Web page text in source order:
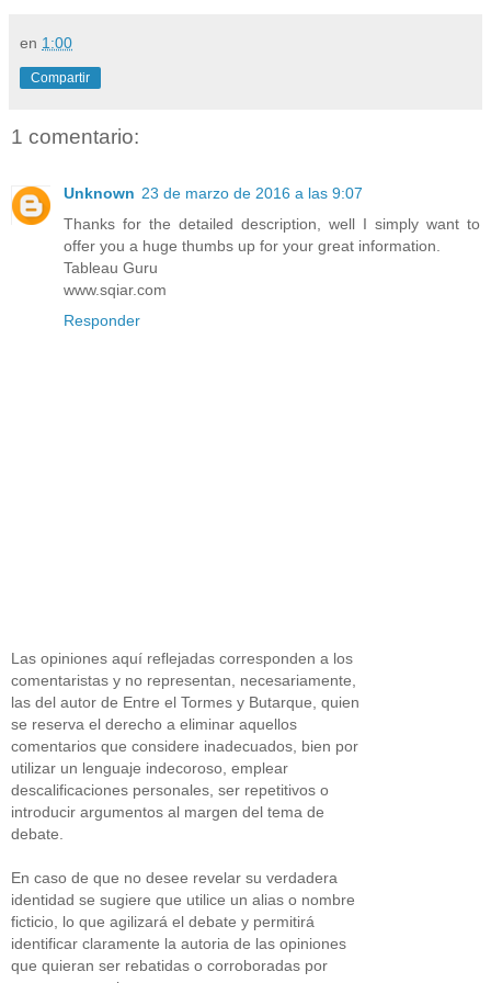
en 1:00
Compartir
1 comentario:
Unknown 23 de marzo de 2016 a las 9:07
Thanks for the detailed description, well I simply want to
offer you a huge thumbs up for your great information.
Tableau Guru
www.sqiar.com
Responder
Las opiniones aquí reflejadas corresponden a los
comentaristas y no representan, necesariamente,
las del autor de Entre el Tormes y Butarque, quien
se reserva el derecho a eliminar aquellos
comentarios que considere inadecuados, bien por
utilizar un lenguaje indecoroso, emplear
descalificaciones personales, ser repetitivos o
introducir argumentos al margen del tema de
debate.
En caso de que no desee revelar su verdadera
identidad se sugiere que utilice un alias o nombre
ficticio, lo que agilizará el debate y permitirá
identificar claramente la autoria de las opiniones
que quieran ser rebatidas o corroboradas por